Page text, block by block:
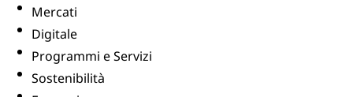
Mercati
Digitale
Programmi e Servizi
Sostenibilità